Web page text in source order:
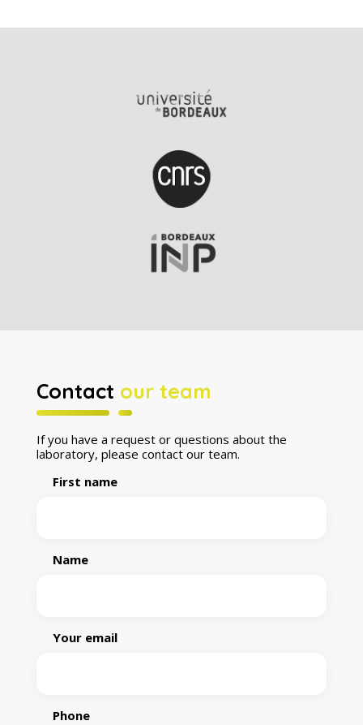
Contact our team
If you have a request or questions about the
laboratory, please contact our team.
First name
Name
Your email
Phone